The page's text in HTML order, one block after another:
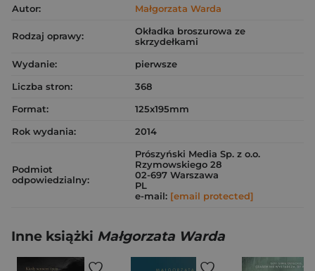
Autor:
Małgorzata Warda
Rodzaj oprawy:
Okładka broszurowa ze
skrzydełkami
Wydanie:
pierwsze
Liczba stron:
368
Format:
125x195mm
Rok wydania:
2014
Podmiot
odpowiedzialny:
Prószyński Media Sp. z o.o.
Rzymowskiego 28
02-697 Warszawa
PL
e-mail: [email protected]
Inne książki Małgorzata Warda